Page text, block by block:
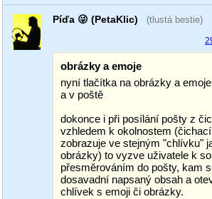
Píďa 😜 (PetaKlic) (tlustá bestie)
obrázky a emoje
nyní tlačítka na obrázky a
a v poště
dokonce i při posílání pošty z
vzhledem k okolnostem
zobrazuje ve stejným "chlívku"
obrázky) to vyzve uživatele k
přesměrováním do pošty, kam
dosavadní napsaný obsah a
chlívek s emoji či obrázky.